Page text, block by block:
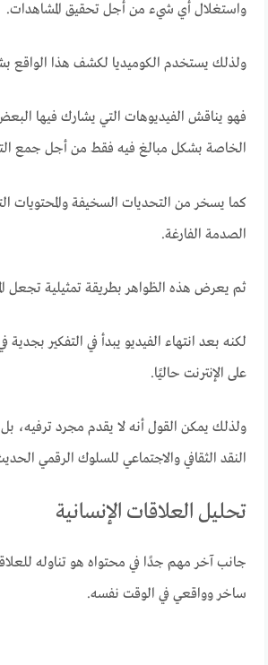
واستغلال أي شيء من أجل تحقيق المشاهدات.
ولذلك يستخدم الكوميديا لكشف هذا الواقع
فهو يناقش الفيديوهات التي يشارك فيها
الخاصة بشكل مبالغ فيه فقط من أجل جمع
كما يسخر من التحديات السخيفة والمحتويات
الصدمة الفارغة.
ثم يعرض هذه الظواهر بطريقة تمثيلية تجعل
لكنه بعد انتهاء الفيديو يبدأ في التفكير
على الإنترنت حاليًا.
ولذلك يمكن القول أنه لا يقدم مجرد ترفيه،
النقد الثقافي والاجتماعي للسلوك الرقمي
تحليل العلاقات الإنسانية
جانب آخر مهم جدًا في محتواه هو تناوله
ساخر وواقعي في الوقت نفسه.